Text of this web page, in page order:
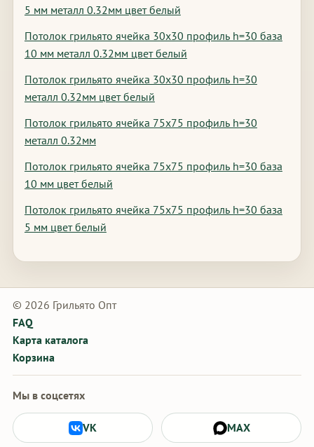
5 мм металл 0.32мм цвет белый
Потолок грильято ячейка 30х30 профиль h=30 база
10 мм металл 0.32мм цвет белый
Потолок грильято ячейка 30х30 профиль h=30
металл 0.32мм цвет белый
Потолок грильято ячейка 75х75 профиль h=30
металл 0.32мм
Потолок грильято ячейка 75х75 профиль h=30 база
10 мм цвет белый
Потолок грильято ячейка 75х75 профиль h=30 база
5 мм цвет белый
© 2026 Грильято Опт
FAQ
Карта каталога
Корзина
Мы в соцсетях
VK MAX